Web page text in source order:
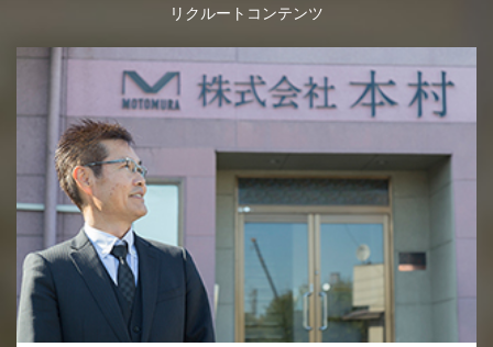
リクルートコンテンツ